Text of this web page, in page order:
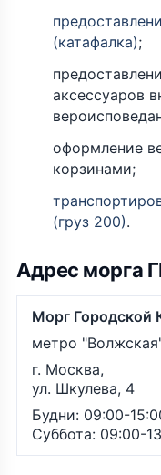
(катафалка);
аксессуаров
оформление
корзинами;
(груз 200).
Адрес морга
Морг Городской
метро
г. Москва,
ул. Шкулева, 4
Будни: 09:00-
Суббота: 09:00-